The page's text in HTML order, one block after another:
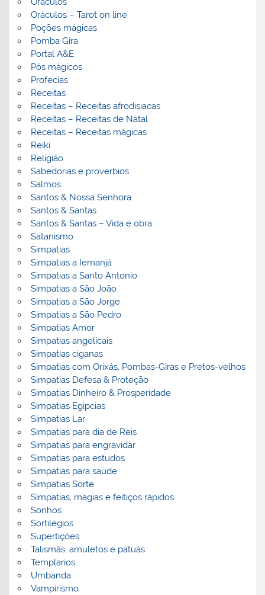
Oráculos – Tarot on line
Poções mágicas
Pomba Gira
Portal A&E
Pós mágicos
Profecias
Receitas
Receitas – Receitas afrodisiacas
Receitas – Receitas de Natal
Receitas – Receitas mágicas
Reiki
Religião
Sabedorias e proverbios
Salmos
Santos & Nossa Senhora
Santos & Santas
Santos & Santas – Vida e obra
Satanismo
Simpatias
Simpatias a Iemanjá
Simpatias a Santo Antonio
Simpatias a São João
Simpatias a São Jorge
Simpatias a São Pedro
Simpatias Amor
Simpatias angelicais
Simpatias ciganas
Simpatias com Orixás, Pombas-Giras e Pretos-velhos
Simpatias Defesa & Proteção
Simpatias Dinheiro & Prosperidade
Simpatias Egipcias
Simpatias Lar
Simpatias para dia de Reis
Simpatias para engravidar
Simpatias para estudos
Simpatias para saúde
Simpatias Sorte
Simpatias, magias e feitiços rápidos
Sonhos
Sortilégios
Supertições
Talismãs, amuletos e patuás
Templarios
Umbanda
Vampirismo